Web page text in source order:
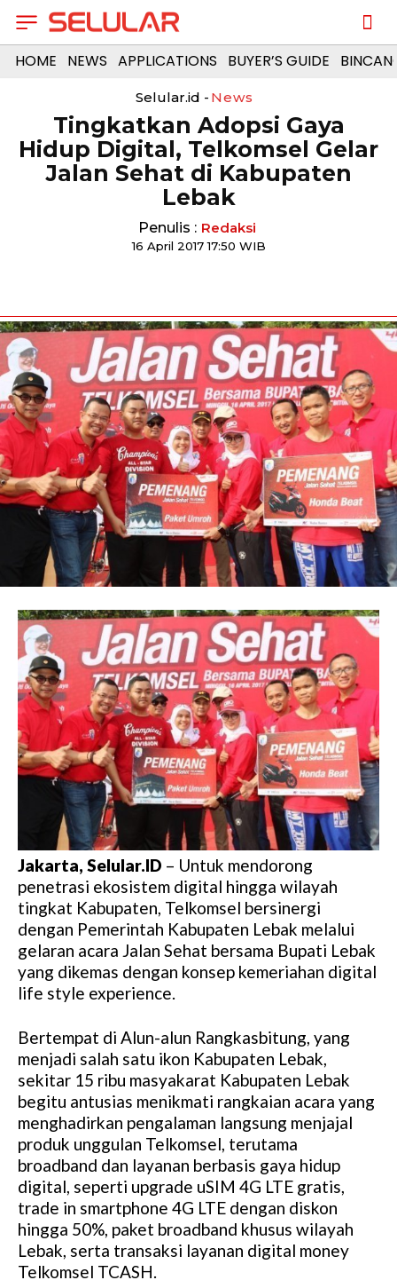
HOME NEWS APPLICATIONS BUYER’S GUIDE
Selular.id - News
Tingkatkan Adopsi Gaya
Hidup Digital, Telkomsel Gelar
Jalan Sehat di Kabupaten
Lebak
Penulis : Redaksi
16 April 2017 17:50 WIB
Jakarta, Selular.ID – Untuk mendorong
penetrasi ekosistem digital hingga wilayah
tingkat Kabupaten, Telkomsel bersinergi
dengan Pemerintah Kabupaten Lebak melalui
gelaran acara Jalan Sehat bersama Bupati Lebak
yang dikemas dengan konsep kemeriahan digital
life style experience.
Bertempat di Alun-alun Rangkasbitung, yang
menjadi salah satu ikon Kabupaten Lebak,
sekitar 15 ribu masyakarat Kabupaten Lebak
begitu antusias menikmati rangkaian acara yang
menghadirkan pengalaman langsung menjajal
produk unggulan Telkomsel, terutama
broadband dan layanan berbasis gaya hidup
digital, seperti upgrade uSIM 4G LTE gratis,
trade in smartphone 4G LTE dengan diskon
hingga 50%, paket broadband khusus wilayah
Lebak, serta transaksi layanan digital money
Telkomsel TCASH.